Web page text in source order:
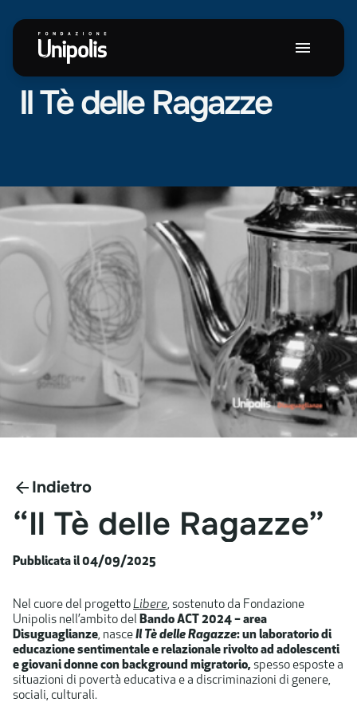
NEWS
IlTè delle Ragazze
Indietro
“Il Tè delle Ragazze”
Pubblicata il 04/09/2025
​​Nel cuore del progettoLibere, sostenuto da Fondazione
Unipolis nell’ambito del Bando ACT 2024 – area
Disuguaglianze, nasceIl Tè delle Ragazze: un laboratorio di
educazione sentimentale e relazionale rivolto ad adolescenti
e giovani donne con background migratorio,spesso esposte a
situazioni di povertà educativa e a discriminazioni di genere,
sociali, culturali.